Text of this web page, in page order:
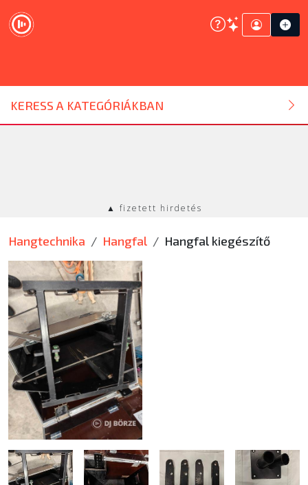
KERESS A KATEGÓRIÁKBAN
DJ ESZKÖZ
HANGTECHNIKA
EGYÉB
SZOLGÁLTATÁSOK
ÚJ TERMÉKEK
▲ fizetett hirdetés
Hangtechnika Hangfal Hangfal kiegészítő